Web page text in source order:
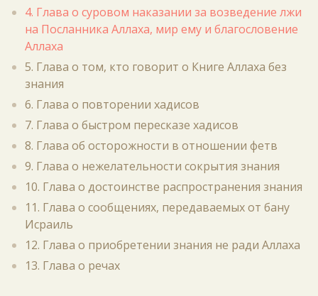
4. Глава о суровом наказании за возведение лжи
на Посланника Аллаха, мир ему и благословение
Аллаха
5. Глава о том, кто говорит о Книге Аллаха без
знания
6. Глава о повторении хадисов
7. Глава о быстром пересказе хадисов
8. Глава об осторожности в отношении фетв
9. Глава о нежелательности сокрытия знания
10. Глава о достоинстве распространения знания
11. Глава о сообщениях, передаваемых от бану
Исраиль
12. Глава о приобретении знания не ради Аллаха
13. Глава о речах